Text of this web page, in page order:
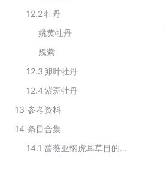
12.2牡丹
姚黄牡丹
魏紫
12.3 卵叶牡丹
12.4紫斑牡丹
13 参考资料
14 条目合集
14.1
蔷薇亚纲虎耳草目的分类